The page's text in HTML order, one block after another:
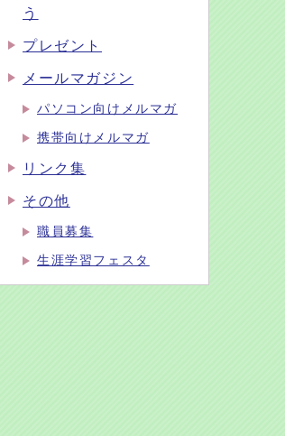
う
プレゼント
メールマガジン
パソコン向けメルマガ
携帯向けメルマガ
リンク集
その他
職員募集
生涯学習フェスタ